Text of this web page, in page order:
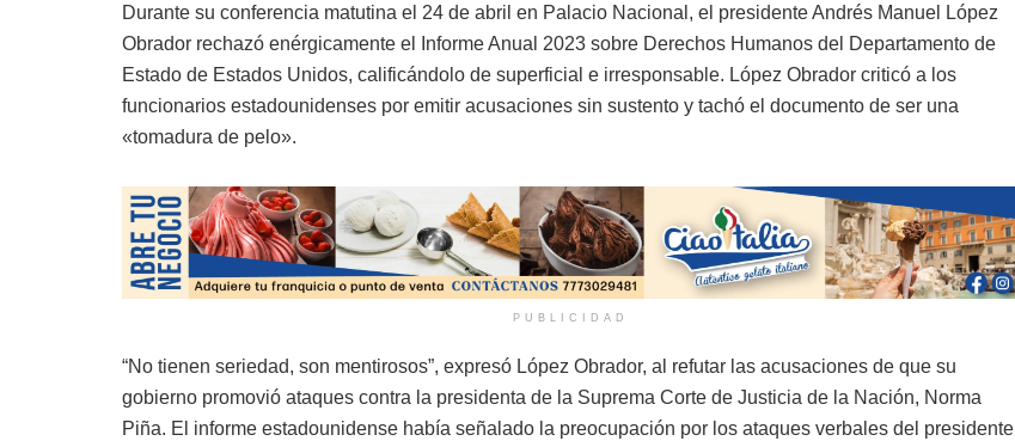
Durante su conferencia matutina el 24 de abril en Palacio Nacional, el presidente Andrés Manuel López
Obrador rechazó enérgicamente el Informe Anual 2023 sobre Derechos Humanos del Departamento de
Estado de Estados Unidos, calificándolo de superficial e irresponsable. López Obrador criticó a los
funcionarios estadounidenses por emitir acusaciones sin sustento y tachó el documento de ser una
«tomadura de pelo».
PUBLICIDAD
“No tienen seriedad, son mentirosos”, expresó López Obrador, al refutar las acusaciones de que su
gobierno promovió ataques contra la presidenta de la Suprema Corte de Justicia de la Nación, Norma
Piña. El informe estadounidense había señalado la preocupación por los ataques verbales del presidente